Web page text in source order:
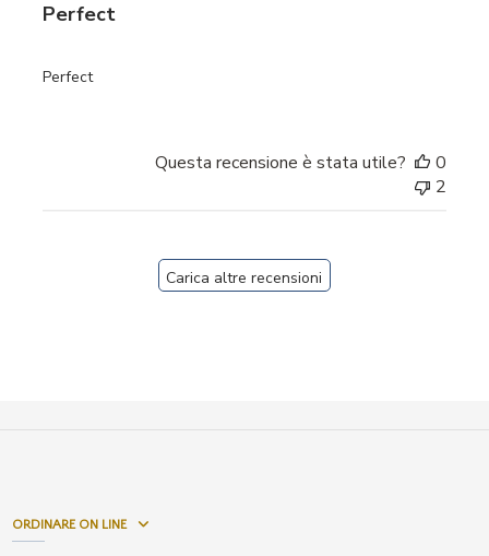
Perfect
Perfect
Questa recensione è stata utile?
0
2
Carica altre recensioni
ORDINARE ON LINE